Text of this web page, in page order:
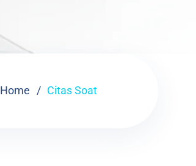
Home Citas Soat